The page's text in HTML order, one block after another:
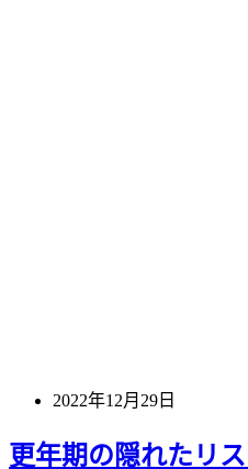
2022年12月29日
更年期の隠れたリ